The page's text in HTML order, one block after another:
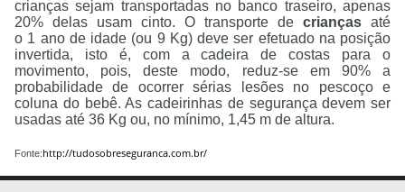
crianças sejam transportadas no banco traseiro, apenas
20% delas usam cinto. O transporte de crianças até
o 1 ano de idade (ou 9 Kg) deve ser efetuado na posição
invertida, isto é, com a cadeira de costas para o
movimento, pois, deste modo, reduz-se em 90% a
probabilidade de ocorrer sérias lesões no pescoço e
coluna do bebê. As cadeirinhas de segurança devem ser
usadas até 36 Kg ou, no mínimo, 1,45 m de altura.
Fonte:http://tudosobreseguranca.com.br/